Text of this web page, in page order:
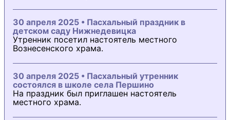
30 апреля 2025 • Пасхальный праздник в
детском саду Нижнедевицка
Утренник посетил настоятель местного
Вознесенского храма.
30 апреля 2025 • Пасхальный утренник
состоялся в школе села Першино
На праздник был приглашен настоятель
местного храма.